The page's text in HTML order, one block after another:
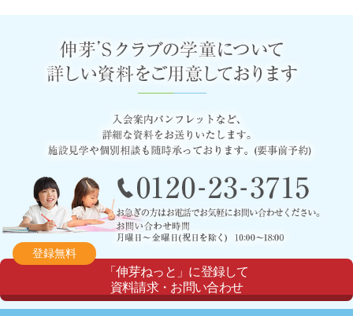
登録無料
「伸芽ねっと」に登録して
資料請求・お問い合わせ